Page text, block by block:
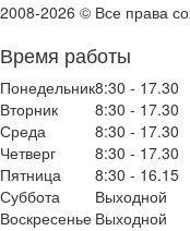
2008-2026 © Все права
Время работы
Понедельник8:30 - 17.30
Вторник
8:30 - 17.30
Среда
8:30 - 17.30
Четверг
8:30 - 17.30
Пятница
8:30 - 16.15
Суббота
Выходной
Воскресенье Выходной